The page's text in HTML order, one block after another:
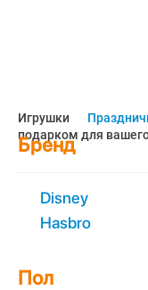
Игрушки
подарком для
Бренд
Disney
Hasbro
Пол